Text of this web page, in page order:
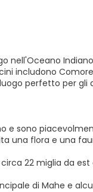
includono
perfetto per gli
e sono
una flora e una
22 miglia da
di Mahe e